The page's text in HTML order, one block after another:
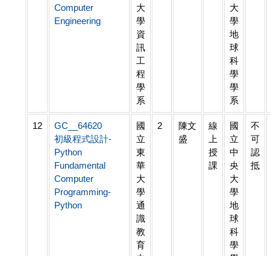
Computer
Engineering
大
學
資
訊
工
程
學
系
大
學
地
球
科
學
學
系
12
GC__64620
初級程式設計-
Python
Fundamental
Computer
Programming-
Python
國
立
東
華
大
學
通
識
教
育
2
陳文
盛
線
上
授
課
國
立
中
央
大
學
地
球
科
學
不
可
認
抵